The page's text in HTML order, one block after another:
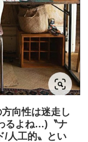
向性は迷走し
るよね…)〝ナ
/人工的〟とい